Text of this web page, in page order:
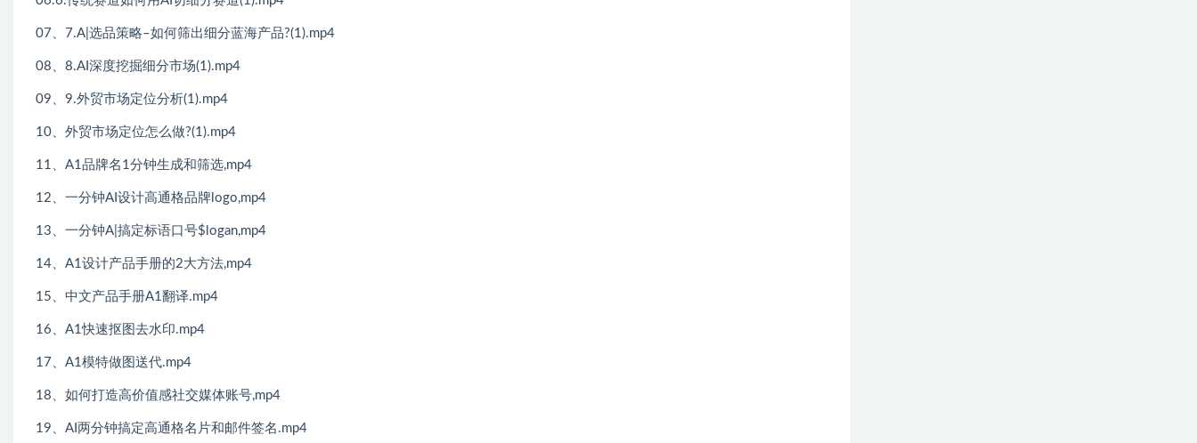
07、7.A|选品策略–如何筛出细分蓝海产品?(1).mp4
08、8.AI深度挖掘细分市场(1).mp4
09、9.外贸市场定位分析(1).mp4
10、外贸市场定位怎么做?(1).mp4
11、A1品牌名1分钟生成和筛选,mp4
12、一分钟AI设计高通格品牌logo,mp4
13、一分钟A|搞定标语口号$logan,mp4
14、A1设计产品手册的2大方法,mp4
15、中文产品手册A1翻译.mp4
16、A1快速抠图去水印.mp4
17、A1模特做图送代.mp4
18、如何打造高价值感社交媒体账号,mp4
19、AI两分钟搞定高通格名片和邮件签名.mp4